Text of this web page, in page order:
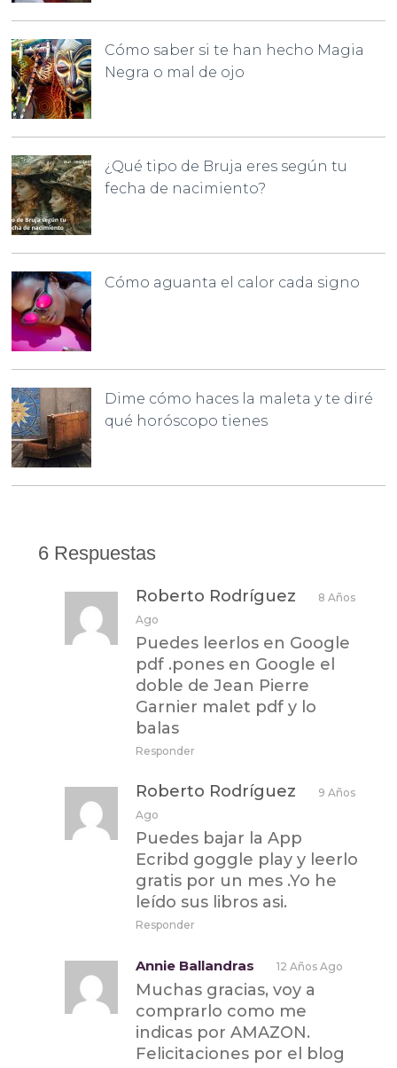
Cómo saber si te han hecho Magia
Negra o mal de ojo
¿Qué tipo de Bruja eres según tu
fecha de nacimiento?
Cómo aguanta el calor cada signo
Dime cómo haces la maleta y te diré
qué horóscopo tienes
6 Respuestas
Roberto Rodríguez
8 Años
Ago
Puedes leerlos en Google
pdf .pones en Google el
doble de Jean Pierre
Garnier malet pdf y lo
balas
Responder
Roberto Rodríguez
9 Años
Ago
Puedes bajar la App
Ecribd goggle play y leerlo
gratis por un mes .Yo he
leído sus libros asi.
Responder
Annie Ballandras 12 Años Ago
Muchas gracias, voy a
comprarlo como me
indicas por AMAZON.
Felicitaciones por el blog